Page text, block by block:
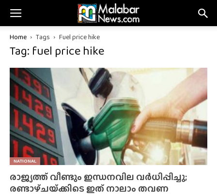
Home Tags Fuel price hike
Tag: fuel price hike
NATIONAL
രാജ്യത്ത് വീണ്ടും ഇന്ധനവില വർധിപ്പിച്ചു;
രണ്ടാഴ്‌ചയ്‌ക്കിടെ ഇത് നാലാം തവണ